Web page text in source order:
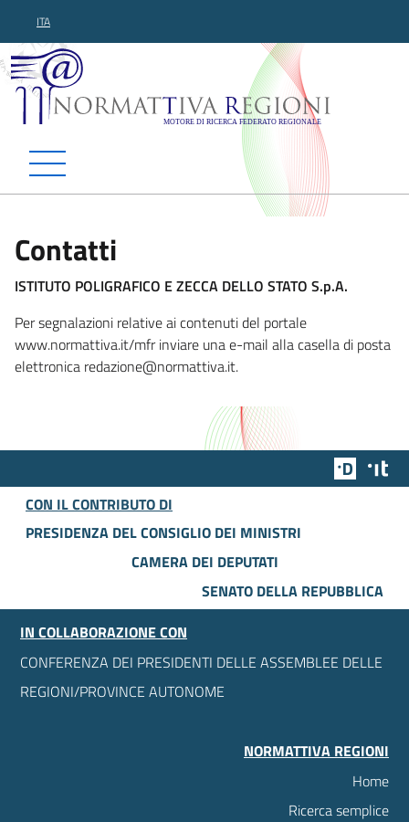
ITA
Normattiva Regioni -
Contatti
ISTITUTO POLIGRAFICO E ZECCA DELLO STATO S.p.A.
Per segnalazioni relative ai contenuti del portale
www.normattiva.it/mfr inviare una e-mail alla casella di posta
elettronica redazione@normattiva.it.
Team
CON IL CONTRIBUTO DI
PRESIDENZA DEL CONSIGLIO DEI MINISTRI
CAMERA DEI DEPUTATI
SENATO DELLA REPUBBLICA
IN COLLABORAZIONE CON
CONFERENZA DEI PRESIDENTI DELLE ASSEMBLEE DELLE
REGIONI/PROVINCE AUTONOME
NORMATTIVA REGIONI
Home
Ricerca semplice